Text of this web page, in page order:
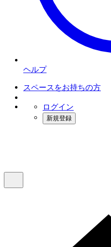
ヘルプ
スペースをお持ちの方
ログイン
新規登録